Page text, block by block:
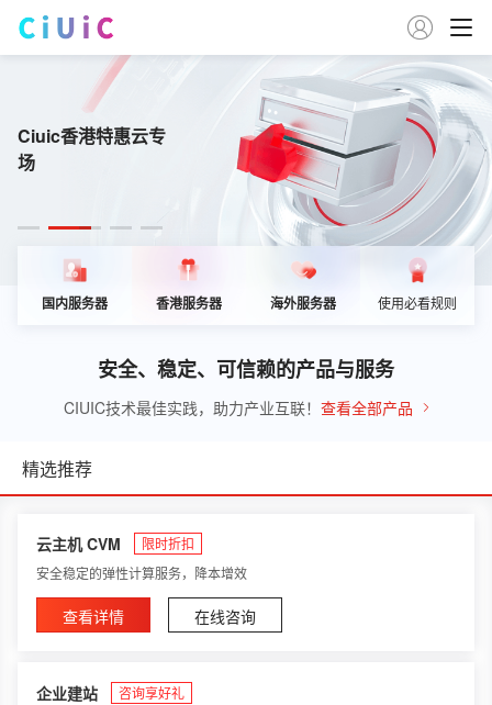

在Ciuic开启云上创
新
Ciuic香港特惠云专
场
Ciuic美国特惠云专
场
家宽原生IP 特惠专场
Ciuic海外特惠云专
场
国内服务器 香港服务器 海外服务器 使用必看规则
安全、稳定、可信赖的产品与服务
CIUIC技术最佳实践，助力产业互联！ 查看全部产品
精选推荐
云主机 CVM
限时折扣
安全稳定的弹性计算服务，降本增效
查看详情 在线咨询
企业建站
咨询享好礼